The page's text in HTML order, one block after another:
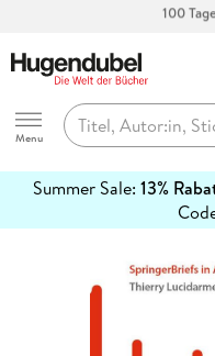
Hugendubel
Menu
Summer Sale: 13%
erfahren